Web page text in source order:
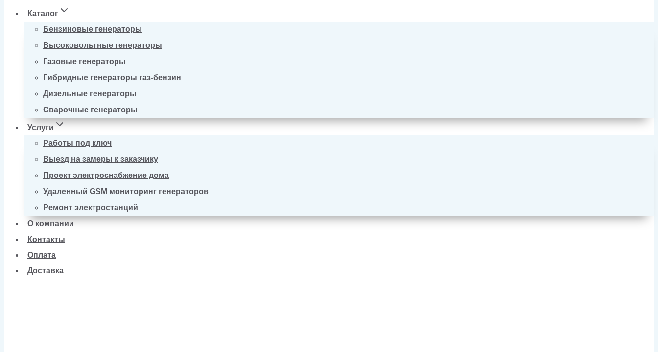
Каталог
Бензиновые генераторы
Высоковольтные генераторы
Газовые генераторы
Гибридные генераторы газ-бензин
Дизельные генераторы
Сварочные генераторы
Услуги
Работы под ключ
Выезд на замеры к заказчику
Проект электроснабжение дома
Удаленный GSM мониторинг генераторов
Ремонт электростанций
О компании
Контакты
Оплата
Доставка